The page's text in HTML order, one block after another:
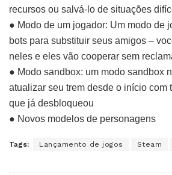
recursos ou salvá-lo de situações
● Modo de um jogador: Um modo de
bots para substituir seus amigos –
neles e eles vão cooperar sem
● Modo sandbox: um modo sandbox
atualizar seu trem desde o início com
que já desbloqueou
● Novos modelos de personagens
Tags: Lançamento de jogos Steam